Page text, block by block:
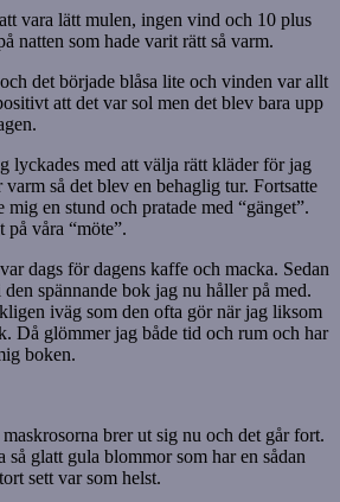
vara lätt mulen, ingen vind och 10 plus
natten som hade varit rätt så varm.
det började blåsa lite och vinden var allt
att det var sol men det blev bara upp
lyckades med att välja rätt kläder för jag
så det blev en behaglig tur. Fortsatte
en stund och pratade med “gänget”.
våra “möte”.
dags för dagens kaffe och macka. Sedan
spännande bok jag nu håller på med.
iväg som den ofta gör när jag liksom
Då glömmer jag både tid och rum och har
boken.
brer ut sig nu och det går fort.
så glatt gula blommor som har en sådan
sett var som helst.